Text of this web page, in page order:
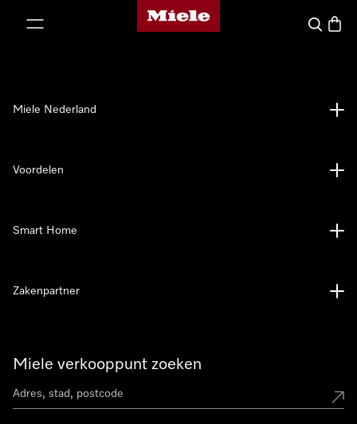
Homepage van Miele
Wat zoek
Miele verkooppunt zoeken
Miele Nederland
Voordelen
Smart Home
Zakenpartner